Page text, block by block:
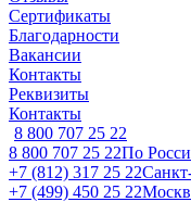
Сертификаты
Благодарности
Вакансии
Контакты
Реквизиты
Контакты
8 800 707 25 22
8 800 707 25 22По
+7 (812) 317 25 22
+7 (499) 450 25 22